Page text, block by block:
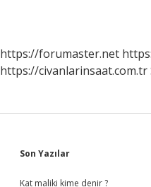
https://forumaster.net
https://civanlarinsaat.com.tr
Sidebar
Son Yazılar
Kat maliki kime denir ?